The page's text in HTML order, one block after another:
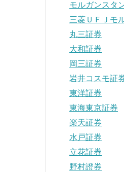
モルガンスタ
三菱ＵＦＪモ
丸三証券
大和証券
岡三証券
岩井コスモ証
東洋証券
東海東京証券
楽天証券
水戸証券
立花証券
野村證券